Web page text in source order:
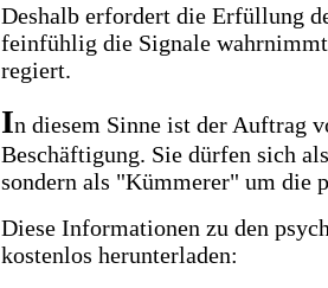
Deshalb erfordert die Erfüllung
feinfühlig die Signale
regiert.
In diesem Sinne ist der Auftrag
Beschäftigung. Sie dürfen sich
sondern als "Kümmerer" um die
Diese Informationen zu den
kostenlos herunterladen: